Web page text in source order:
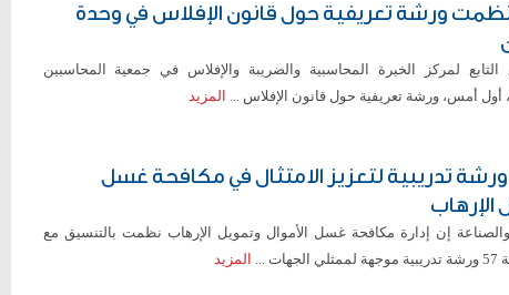
ورشة تعريفية حول قانون الإفلاس في وحدة
لمركز الخبرة المحاسبية والضريبة والإفلاس في جمعية المحاسبين
، أول أمس، ورشة تعريفية حول قانون الإفلاس ... المزيد
«التجارة»: 57 ورشة تدريبية لتعزيز الامتثال في مكافحة غسل
الإرهاب
والصناعة إن إدارة مكافحة غسل الأموال وتمويل الإرهاب نظمت بالتنسيق مع
...
المزيد